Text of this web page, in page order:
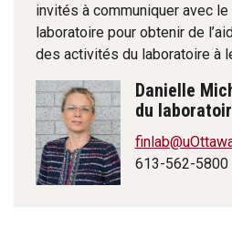
invités à communiquer avec
laboratoire pour obtenir de
des activités du laboratoire à
Danielle
du
613-562-5800